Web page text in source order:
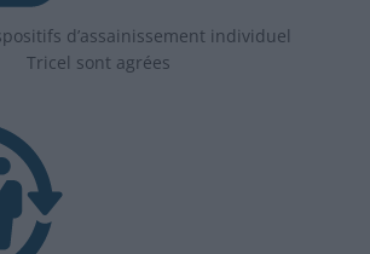
d’assainissement individuel
Tricel sont agrées